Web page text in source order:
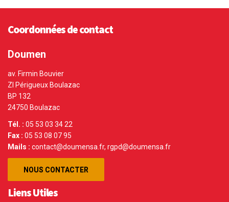
Coordonnées de contact
Doumen
av. Firmin Bouvier
ZI Périgueux Boulazac
BP 132
24750 Boulazac
Tél. : 05 53 03 34 22
Fax : 05 53 08 07 95
Mails : contact@doumensa.fr, rgpd@doumensa.fr
NOUS CONTACTER
Liens Utiles